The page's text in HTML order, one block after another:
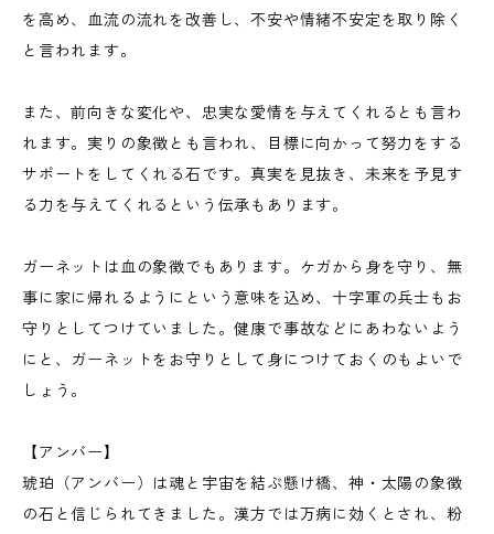
を高め、血流の流れを改善し、不安や情緒不安定を取り除く
と言われます。
また、前向きな変化や、忠実な愛情を与えてくれるとも言わ
れます。実りの象徴とも言われ、目標に向かって努力をする
サポートをしてくれる石です。真実を見抜き、未来を予見す
る力を与えてくれるという伝承もあります。
ガーネットは血の象徴でもあります。ケガから身を守り、無
事に家に帰れるようにという意味を込め、十字軍の兵士もお
守りとしてつけていました。健康で事故などにあわないよう
にと、ガーネットをお守りとして身につけておくのもよいで
しょう。
【アンバー】
琥珀（アンバー）は魂と宇宙を結ぶ懸け橋、神・太陽の象徴
の石と信じられてきました。漢方では万病に効くとされ、粉